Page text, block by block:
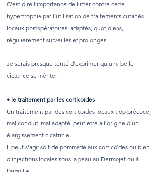
C’est dire l’importance de lutter contre cette
hypertrophie par l’utilisation de traitements cutanés
locaux postopératoires, adaptés, quotidiens,
régulièrement surveillés et prolongés.
Je serais presque tenté d’exprimer qu’une belle
cicatrice se mérite.
• le traitement par les corticoïdes
Un traitement par des corticoïdes locaux trop précoce,
mal conduit, mal adapté, peut être à l’origine d’un
élargissement cicatriciel.
Il peut s’agir soit de pommade aux corticoïdes ou bien
d’injections locales sous la peau au Dermojet ou à